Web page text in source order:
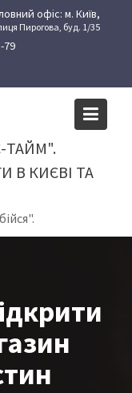
офіс: м. Київ,
Пирогова, буд. 1/35
79
ТАЙМ".
В КИЄВІ ТА